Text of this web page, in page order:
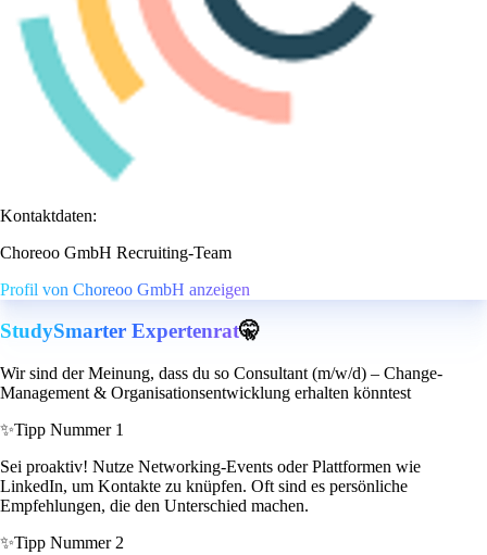
Kontaktdaten:
Choreoo GmbH Recruiting-Team
Profil von Choreoo GmbH anzeigen
StudySmarter Expertenrat🤫
Wir sind der Meinung, dass du so Consultant (m/w/d) – Change-
Management & Organisationsentwicklung erhalten könntest
✨Tipp Nummer 1
Sei proaktiv! Nutze Networking-Events oder Plattformen wie
LinkedIn, um Kontakte zu knüpfen. Oft sind es persönliche
Empfehlungen, die den Unterschied machen.
✨Tipp Nummer 2